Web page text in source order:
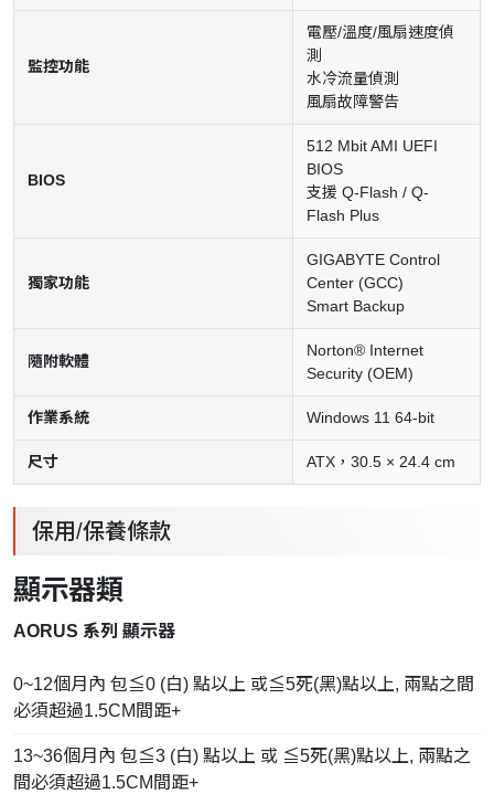
監控功能
電壓/溫度/風扇速度偵
測
水冷流量偵測
風扇故障警告
BIOS
512 Mbit AMI UEFI
BIOS
支援 Q-Flash / Q-
Flash Plus
獨家功能
GIGABYTE Control
Center (GCC)
Smart Backup
隨附軟體
Norton® Internet
Security (OEM)
作業系統 Windows 11 64-bit
尺寸 ATX，30.5 × 24.4 cm
保用/保養條款
顯示器類
AORUS 系列 顯示器
0~12個月內 包≦0 (白) 點以上 或≦5死(黑)點以上, 兩點之間
必須超過1.5CM間距+
13~36個月內 包≦3 (白) 點以上 或 ≦5死(黑)點以上, 兩點之
間必須超過1.5CM間距+